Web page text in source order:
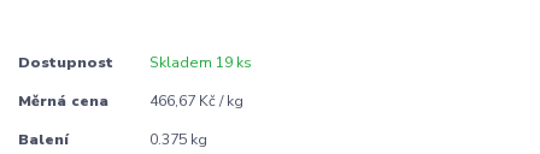
Dostupnost Skladem 19 ks
Měrná cena 466,67 Kč / kg
Balení 0.375 kg